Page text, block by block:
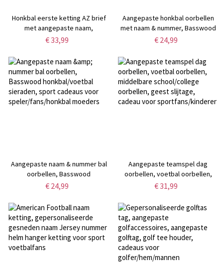
Honkbal eerste ketting AZ brief
met aangepaste naam,
roestvrijstalen honkbal Jersey
atleten/honkbal/sportliefhebbers
€ 33,99
Aangepaste honkbal oorbellen
met naam & nummer, Basswood
honkbal/softbal sieraden, sport
speler/fans/honkbal moeders
€ 24,99
Aangepaste naam & nummer bal
oorbellen, Basswood
honkbal/voetbal sieraden, sport
speler/fans/honkbal moeders
€ 24,99
Aangepaste teamspel dag
oorbellen, voetbal oorbellen,
middelbare school/college
voor sportfans/kinderen
€ 31,99